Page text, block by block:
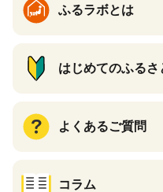
ふるラボとは
はじめてのふるさ
よくあるご質問
コラム